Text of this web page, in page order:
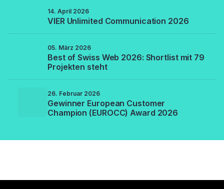
14. April 2026
VIER Unlimited Communication 2026
05. März 2026
Best of Swiss Web 2026: Shortlist mit 79
Projekten steht
26. Februar 2026
Gewinner European Customer
Champion (EUROCC) Award 2026